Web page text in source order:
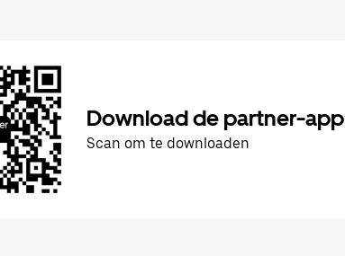
Download de partner-app
Scan om te downloaden